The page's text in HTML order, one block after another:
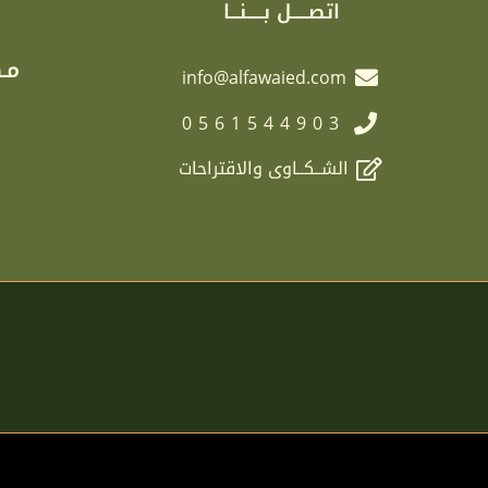
اتصـــــل بـــــنـــا
info@alfawaied.com
0561544903
الشــكــاوى والاقتراحات